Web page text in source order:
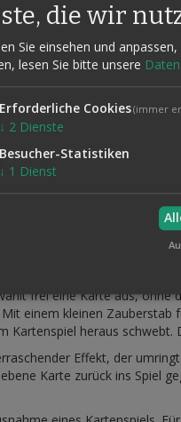
Magic
eine gewählte und
bietet unsere Version
was für
oder Kartenblöcke
und erzeugt
was die Illusion
frei eine Karte aus, ohne
einem kleinen
Kartenspiel heraus
Effekt, der
Karte zurück ins Spiel
die wir
Sie einsehen und
lesen Sie bitte unsere
Erforderliche Cookies(immer
↓ 2 Dienste
Besucher-Statistiken
↓ 1 Dienst